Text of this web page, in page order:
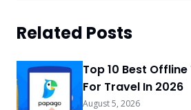
Related Posts
Top 10 Best
For Travel In 2026
August 5, 2026